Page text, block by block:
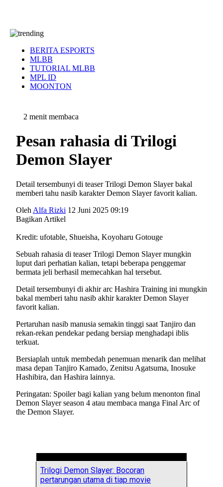
BERITA ESPORTS
MLBB
TUTORIAL MLBB
MPL ID
MOONTON
2 menit membaca
Pesan rahasia di Trilogi
Demon Slayer
Detail tersembunyi di teaser Trilogi Demon Slayer bakal
memberi tahu nasib karakter Demon Slayer favorit kalian.
Oleh Alfa Rizki 12 Juni 2025 09:19
Bagikan Artikel
Kredit: ufotable, Shueisha, Koyoharu Gotouge
Sebuah rahasia di teaser Trilogi Demon Slayer mungkin
luput dari perhatian kalian, tetapi beberapa penggemar
bermata jeli berhasil memecahkan hal tersebut.
Detail tersembunyi di akhir arc Hashira Training ini mungkin
bakal memberi tahu nasib akhir karakter Demon Slayer
favorit kalian.
Pertaruhan nasib manusia semakin tinggi saat Tanjiro dan
rekan-rekan pendekar pedang bersiap menghadapi iblis
terkuat.
Bersiaplah untuk membedah penemuan menarik dan melihat
masa depan Tanjiro Kamado, Zenitsu Agatsuma, Inosuke
Hashibira, dan Hashira lainnya.
Peringatan: Spoiler bagi kalian yang belum menonton final
Demon Slayer season 4 atau membaca manga Final Arc of
the Demon Slayer.
Trilogi Demon Slayer: Bocoran
pertarungan utama di tiap movie